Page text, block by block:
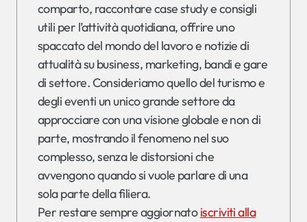
comparto, raccontare case study e consigli
utili per l’attività quotidiana, offrire uno
spaccato del mondo del lavoro e notizie di
attualità su business, marketing, bandi e gare
di settore. Consideriamo quello del turismo e
degli eventi un unico grande settore da
approcciare con una visione globale e non di
parte, mostrando il fenomeno nel suo
complesso, senza le distorsioni che
avvengono quando si vuole parlare di una
sola parte della filiera.
Per restare sempre aggiornatoiscriviti alla